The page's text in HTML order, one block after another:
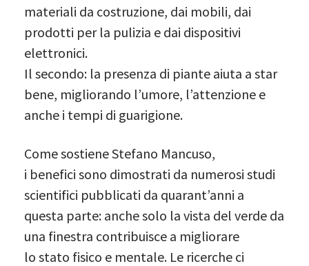
materiali da costruzione, dai mobili, dai
prodotti per la pulizia e dai dispositivi
elettronici.
Il secondo: la presenza di piante aiuta a star
bene, migliorando l’umore, l’attenzione e
anche i tempi di guarigione.
Come sostiene Stefano Mancuso,
i benefici sono dimostrati da numerosi studi
scientifici pubblicati da quarant’anni a
questa parte: anche solo la vista del verde da
una finestra contribuisce a migliorare
lo stato fisico e mentale. Le ricerche ci